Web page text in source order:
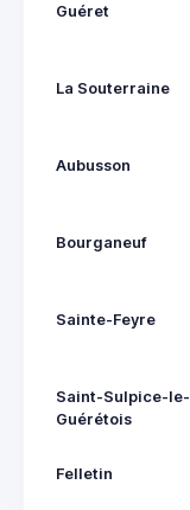
Guéret
La Souterraine
Aubusson
Bourganeuf
Sainte-Feyre
Saint-Sulpice-le-
Guérétois
Felletin